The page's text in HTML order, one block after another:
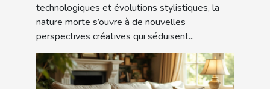
technologiques et évolutions stylistiques, la
nature morte s’ouvre à de nouvelles
perspectives créatives qui séduisent...